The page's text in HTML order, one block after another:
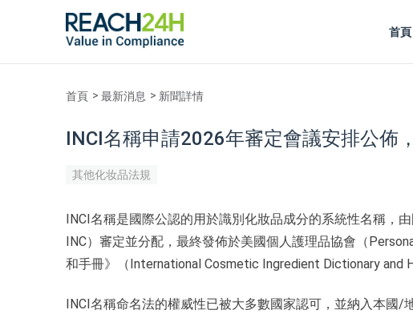
首頁
首頁 最新消息 新聞詳情
INCI名稱申請2026年審定會議安排公佈
其他化妆品法規
INCI名稱是國際公認的用於識別化妝品成分的系統性名稱，
INC）審定並分配，最終發佈於美國個人護理品協會（
和手冊》（International Cosmetic Ingredient Dictionary and
INCI名稱命名法的權威性已被大多數國家認可，並納入本國